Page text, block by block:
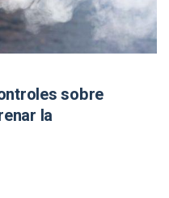
sobre
la